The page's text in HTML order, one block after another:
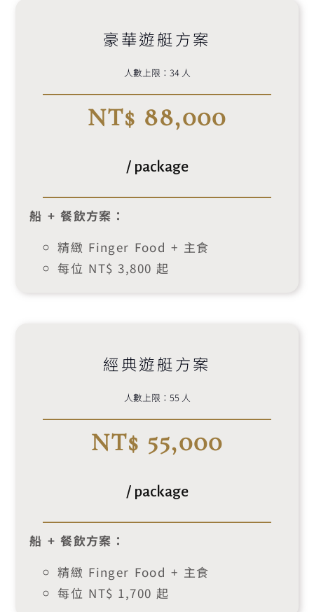
豪華遊艇方案
人數上限：34 人
NT$ 88,000
/ package
船 + 餐飲方案：
精緻 Finger Food + 主食
每位 NT$ 3,800 起
經典遊艇方案
人數上限：55 人
NT$ 55,000
/ package
船 + 餐飲方案：
精緻 Finger Food + 主食
每位 NT$ 1,700 起